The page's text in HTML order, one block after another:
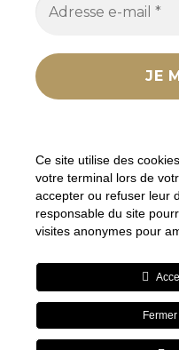
achats remplissant les
produits
Ce site utilise des
votre terminal lors de
accepter ou refuser leur
responsable du site
visites anonymes pour